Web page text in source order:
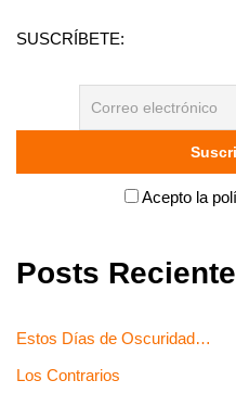
SUSCRÍBETE:
Acepto la
Posts
Estos Días de Oscuridad…
Los Contrarios